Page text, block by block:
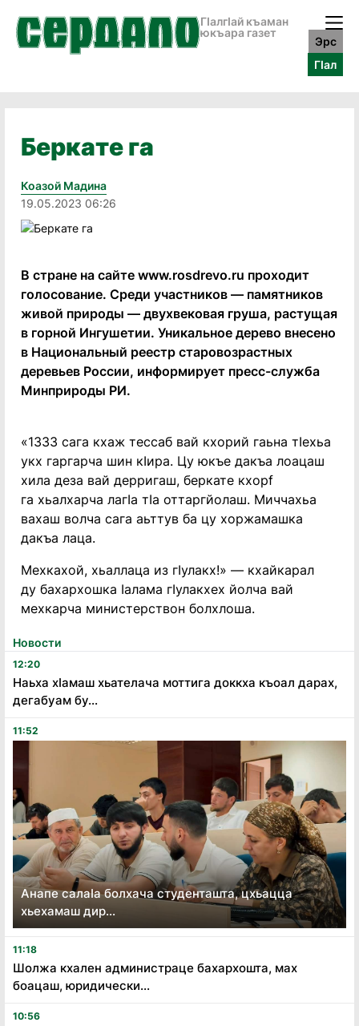
ГӀалгӀай къаман
юкъара газет
Эрс
ГӀал
Новости
12:20
Наьха хӏамаш хьателача моттига доккха къоал дарах,
дегабуам бу...
11:52
Анапе салаӏа болхача студенташта, цхьацца
хьехамаш дир...
11:18
Шолжа кхален администраце бахархошта, мах
боацаш, юридически...
10:56
Беркате га
Коазой Мадина
19.05.2023 06:26
В стране на сайте www.rosdrevo.ru проходит
голосование. Среди участников — памятников
живой природы — двухвековая груша, растущая
в горной Ингушетии. Уникальное дерево внесено
в Национальный реестр старовозрастных
деревьев России, информирует пресс-служба
Минприроды РИ.
«1333 сага кхаж тессаб вай кхорий гаьна тIехьа
укх гаргарча шин кIира. Цу юкъе дакъа лоацаш
хила деза вай дерригаш, беркате кхорf
га хьалхарча лагIа тIа оттаргйолаш. Миччахьа
вахаш волча сага аьттув ба цу хоржамашка
дакъа лаца.
Мехкахой, хьаллаца из гIулакх!» — кхайкарал
ду бахархошка Iалама гIулакхех йолча вай
мехкарча министерствон болхлоша.